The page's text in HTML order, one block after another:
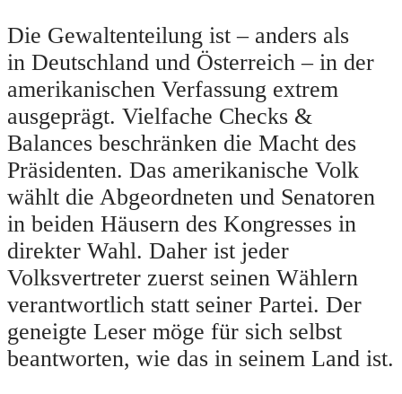
Die Gewaltenteilung ist – anders als
in Deutschland und Österreich – in der
amerikanischen Verfassung extrem
ausgeprägt. Vielfache Checks &
Balances beschränken die Macht des
Präsidenten. Das amerikanische Volk
wählt die Abgeordneten und Senatoren
in beiden Häusern des Kongresses in
direkter Wahl. Daher ist jeder
Volksvertreter zuerst seinen Wählern
verantwortlich statt seiner Partei. Der
geneigte Leser möge für sich selbst
beantworten, wie das in seinem Land ist.